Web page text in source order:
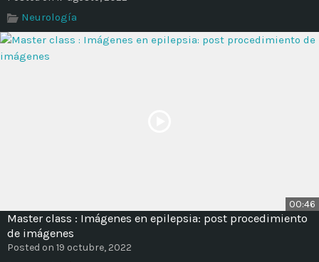
Neurología
00:46
Master class : Imágenes en epilepsia: post procedimiento
de imágenes
Posted on 19 octubre, 2022